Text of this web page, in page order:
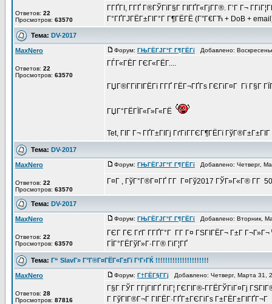
Ответов: 22
Просмотров: 63570
Г­ГҐГІ, Г­ГҐ Г®ГЎГїГ§Г ГІГҐГ«ГјГ­Г®. Г’Г Г¬
Г°ГҐГЈГЁГ±ГІГ°Г Г¶ГЁГЁ (Г”Г€ГЋ + DoB +
Тема: DV-2017
MaxNero
Ответов: 22
Просмотров: 63570
Форум: ГЊГЁГЈГ°Г Г¶ГЁГї Добавлено:
ГЃГ«ГЁГ­ ГЄГ«ГЁГ­....
ГЏГ®Г­ГїГІГЁГї Г­ГҐ ГЁГ¬ГҐГѕ ГЄГіГ¤Г Гї Г§Г
ГЏГ°ГЁГЇГ«Г»Г«ГЁ
Tet, ГІГ Г¬ ГҐГ±ГІГј ГґГіГ­ГЄГ¶ГЁГї
Тема: DV-2017
MaxNero
Ответов: 22
Просмотров: 63570
Форум: ГЊГЁГЈГ°Г Г¶ГЁГї Добавлено: Четверг,
Г¤Г , ГўГ°Г®Г¤ГҐ Г­Г Г¤Гў2017 ГЎГ»Г«Г® Г­Г
Тема: DV-2017
MaxNero
Ответов: 22
Просмотров: 63570
Форум: ГЊГЁГЈГ°Г Г¶ГЁГї Добавлено: Вторник,
ГЄГ ГЄ ГґГ Г­ГҐГ°Г Г­Г Г¤ ГЅГІГЁГ¬ Г±Г Г¬Г»Г¬
ГЇГ°ГЁГўГ»Г·Г­Г® ГіГ¦ГҐ
Тема: Г“ SlavГ» Г°Г®Г¤ГЁГ«Г±Гї Г‘Г›ГЌ !!!!!!!!!!!!!!!!!!!!!!
MaxNero
Ответов: 28
Просмотров: 87816
Форум: Г†ГЁГ§Г­Гј Добавлено: Четверг, Марта 31,
Г§Г ГЎГ Г­ГјГІГҐ ГіГ¦ ГЄГІГ®-Г­ГЁГЎГіГ¤Гј
Г ГўГІГ®Г¬Г ГІГЁГ·ГҐГ±ГЄГіГѕ Г±ГЁГ±ГІГҐГ¬Г